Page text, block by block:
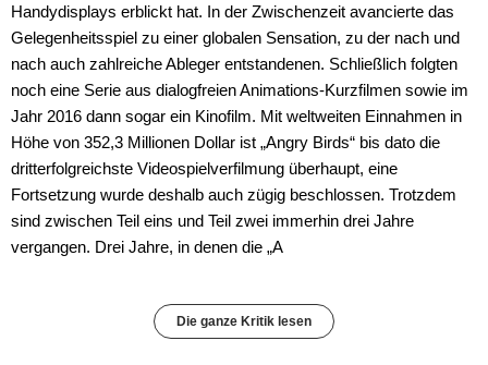
Handydisplays erblickt hat. In der Zwischenzeit avancierte das
Gelegenheitsspiel zu einer globalen Sensation, zu der nach und
nach auch zahlreiche Ableger entstandenen. Schließlich folgten
noch eine Serie aus dialogfreien Animations-Kurzfilmen sowie im
Jahr 2016 dann sogar ein Kinofilm. Mit weltweiten Einnahmen in
Höhe von 352,3 Millionen Dollar ist „Angry Birds“ bis dato die
dritterfolgreichste Videospielverfilmung überhaupt, eine
Fortsetzung wurde deshalb auch zügig beschlossen. Trotzdem
sind zwischen Teil eins und Teil zwei immerhin drei Jahre
vergangen. Drei Jahre, in denen die „A
Die ganze Kritik lesen